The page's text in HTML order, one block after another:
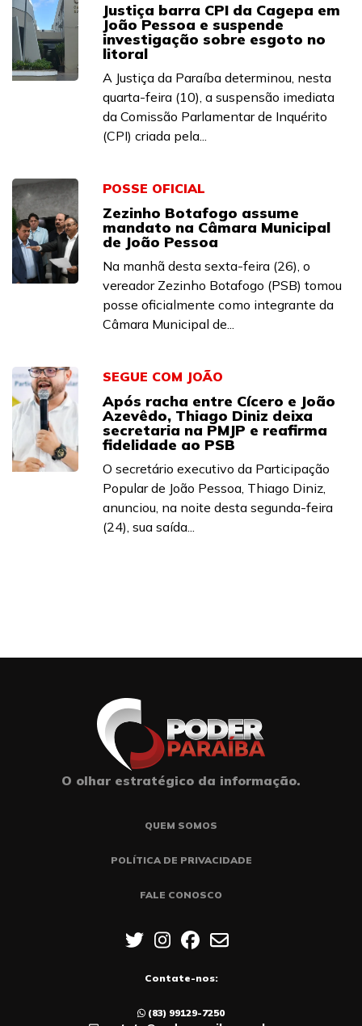
Justiça barra CPI da Cagepa em
João Pessoa e suspende
investigação sobre esgoto no
litoral
A Justiça da Paraíba determinou, nesta
quarta-feira (10), a suspensão imediata
da Comissão Parlamentar de Inquérito
(CPI) criada pela...
POSSE OFICIAL
Zezinho Botafogo assume
mandato na Câmara Municipal
de João Pessoa
Na manhã desta sexta-feira (26), o
vereador Zezinho Botafogo (PSB) tomou
posse oficialmente como integrante da
Câmara Municipal de...
SEGUE COM JOÃO
Após racha entre Cícero e João
Azevêdo, Thiago Diniz deixa
secretaria na PMJP e reafirma
fidelidade ao PSB
O secretário executivo da Participação
Popular de João Pessoa, Thiago Diniz,
anunciou, na noite desta segunda-feira
(24), sua saída...
O olhar estratégico da informação.
QUEM SOMOS
POLÍTICA DE PRIVACIDADE
FALE CONOSCO
Contate-nos:
(83) 99129-7250